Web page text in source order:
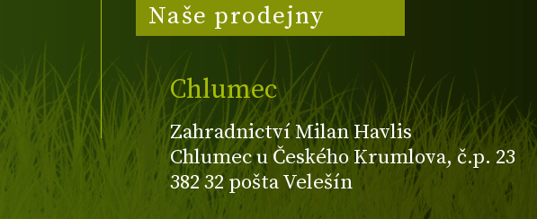
Naše prodejny
Chlumec
Zahradnictví Milan Havlis
Chlumec u Českého Krumlova, č.p. 23
382 32 pošta Velešín